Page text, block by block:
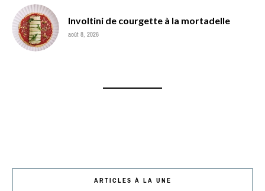
Involtini de courgette à la mortadelle
août 8, 2026
ARTICLES À LA UNE